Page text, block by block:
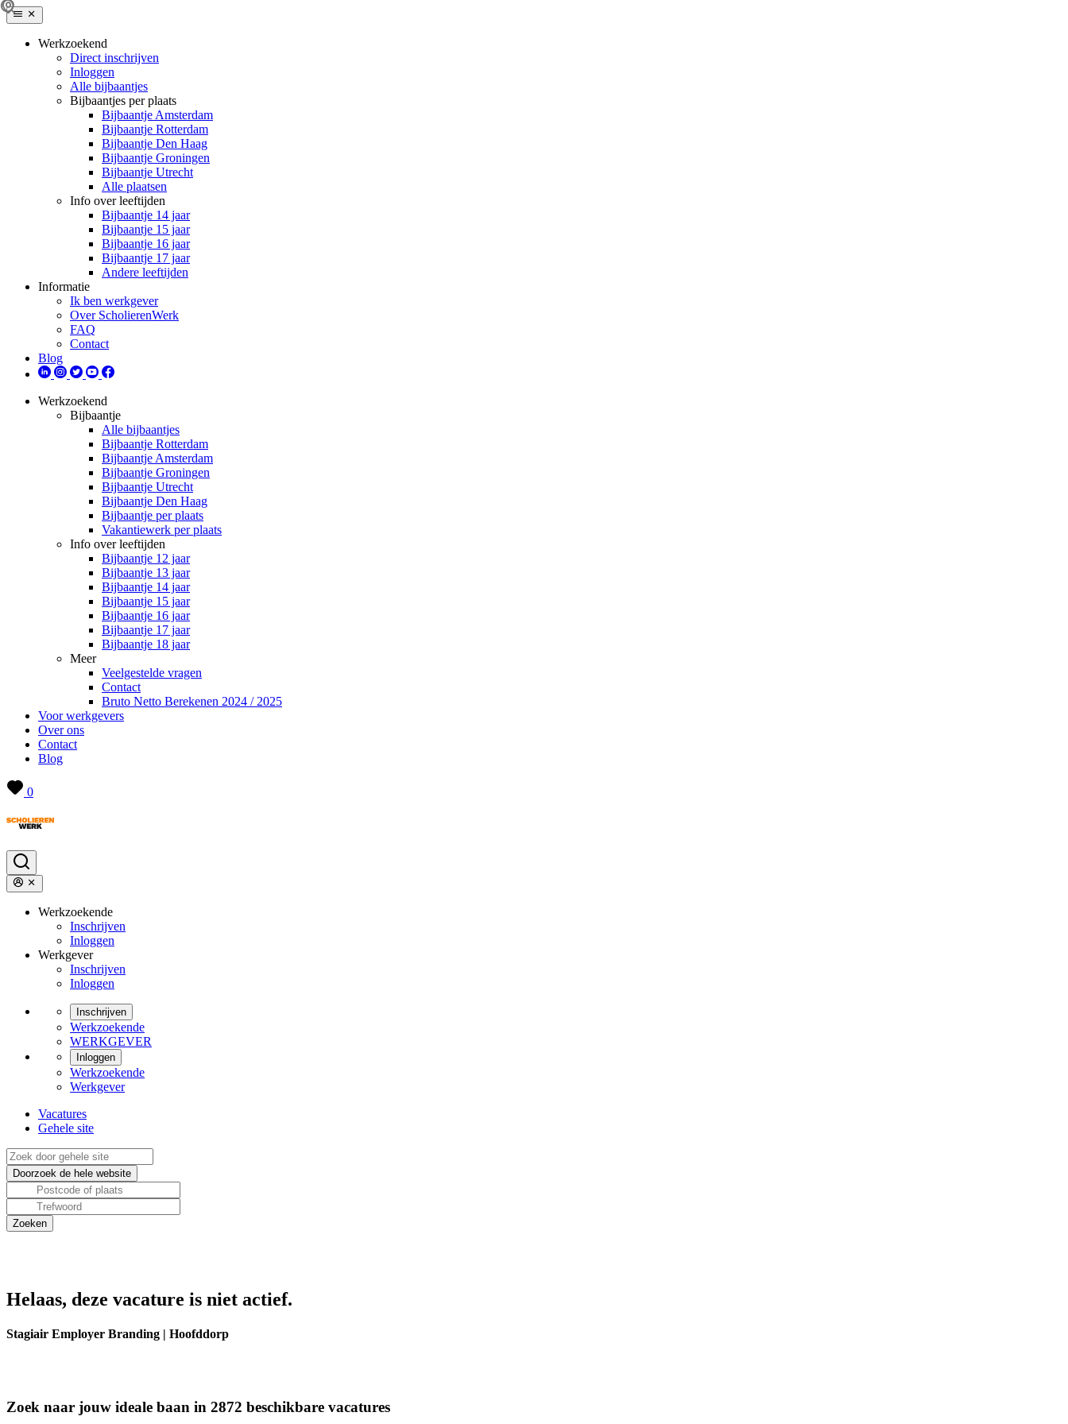
Werkzoekend
Direct inschrijven
Inloggen
Alle bijbaantjes
Bijbaantjes per plaats
Bijbaantje Amsterdam
Bijbaantje Rotterdam
Bijbaantje Den Haag
Bijbaantje Groningen
Bijbaantje Utrecht
Alle plaatsen
Info over leeftijden
Bijbaantje 14 jaar
Bijbaantje 15 jaar
Bijbaantje 16 jaar
Bijbaantje 17 jaar
Andere leeftijden
Informatie
Ik ben werkgever
Over ScholierenWerk
FAQ
Contact
Blog
Werkzoekend
Bijbaantje
Alle bijbaantjes
Bijbaantje Rotterdam
Bijbaantje Amsterdam
Bijbaantje Groningen
Bijbaantje Utrecht
Bijbaantje Den Haag
Bijbaantje per plaats
Vakantiewerk per plaats
Info over leeftijden
Bijbaantje 12 jaar
Bijbaantje 13 jaar
Bijbaantje 14 jaar
Bijbaantje 15 jaar
Bijbaantje 16 jaar
Bijbaantje 17 jaar
Bijbaantje 18 jaar
Meer
Veelgestelde vragen
Contact
Bruto Netto Berekenen 2024 / 2025
Voor werkgevers
Over ons
Contact
Blog
0
Werkzoekende
Inschrijven
Inloggen
Werkgever
Inschrijven
Inloggen
Inschrijven
Werkzoekende
WERKGEVER
Inloggen
Werkzoekende
Werkgever
Vacatures
Gehele site
Helaas, deze vacature is niet actief.
Stagiair Employer Branding | Hoofddorp
Zoek naar jouw ideale baan in 2872 beschikbare vacatures